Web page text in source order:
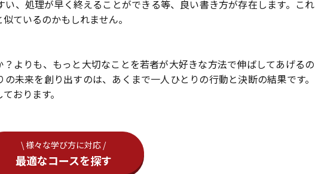
、処理が早く終えることができる等、良い書き方が存在します。これ
ているのかもしれません。
よりも、もっと大切なことを若者が大好きな方法で伸ばしてあげるの
未来を創り出すのは、あくまで一人ひとりの行動と決断の結果です。
おります。
\ 様々な学び方に対応 /
最適なコースを探す